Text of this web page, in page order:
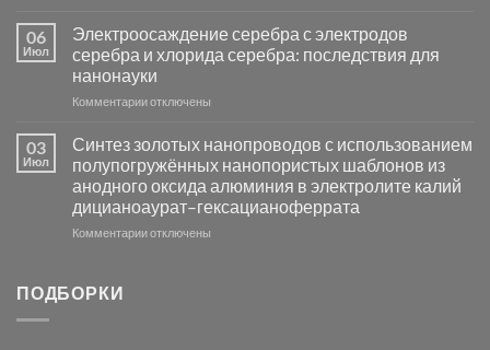
группы
фотокаталитической
активности
Хлорида
Серебра-
в
видимом
свете
с
помощью
модификации
06
Июл
Электроосаждение серебра с электродов
серебра и хлорида серебра: последствия для
нанонауки
Комментариик
серебра
с
электродов
серебра
и
отключены
03
Июл
Синтез золотых нанопроводов с использованием
полупогружённых нанопористых шаблонов из
анодного оксида алюминия в электролите калий
дицианоаурат–гексацианоферрата
Комментариикотключены
ПОДБОРКИ